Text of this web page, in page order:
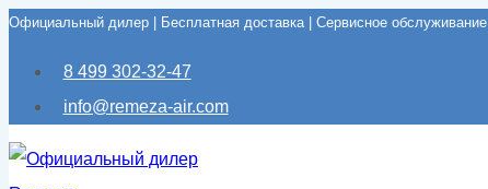
Перейти
Официальный дилер | Бесплатная доставка | Сервисное обслуживание
8 499 302-32-47
info@remeza-air.com